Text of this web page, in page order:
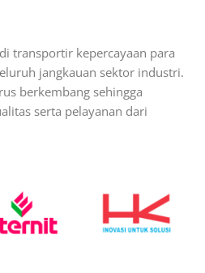
transportir kepercayaan para
jangkauan sektor industri.
berkembang sehingga
serta pelayanan dari